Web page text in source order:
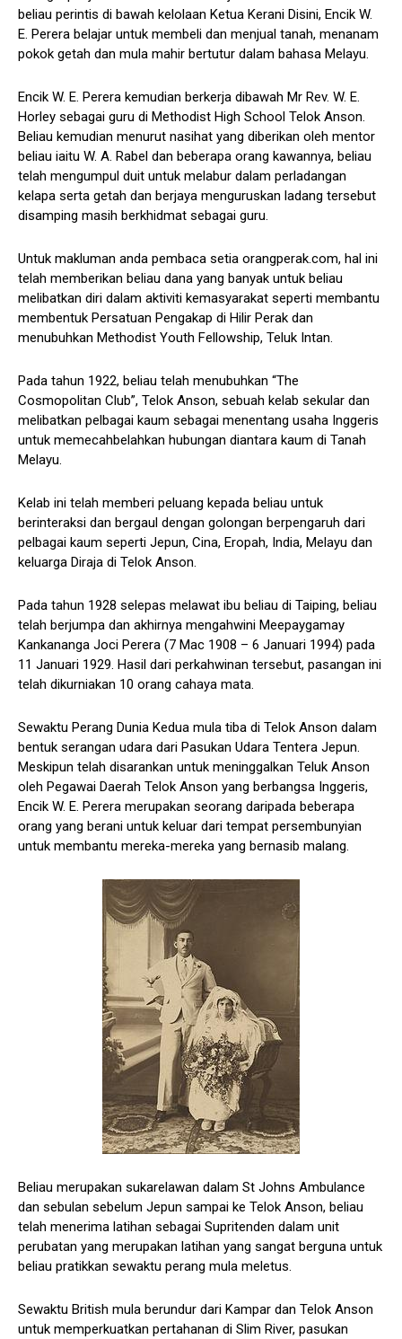
beliau perintis di bawah kelolaan Ketua Kerani Disini, Encik W.
E. Perera belajar untuk membeli dan menjual tanah, menanam
pokok getah dan mula mahir bertutur dalam bahasa Melayu.
Encik W. E. Perera kemudian berkerja dibawah Mr Rev. W. E.
Horley sebagai guru di Methodist High School Telok Anson.
Beliau kemudian menurut nasihat yang diberikan oleh mentor
beliau iaitu W. A. Rabel dan beberapa orang kawannya, beliau
telah mengumpul duit untuk melabur dalam perladangan
kelapa serta getah dan berjaya menguruskan ladang tersebut
disamping masih berkhidmat sebagai guru.
Untuk makluman anda pembaca setia orangperak.com, hal ini
telah memberikan beliau dana yang banyak untuk beliau
melibatkan diri dalam aktiviti kemasyarakat seperti membantu
membentuk Persatuan Pengakap di Hilir Perak dan
menubuhkan Methodist Youth Fellowship, Teluk Intan.
Pada tahun 1922, beliau telah menubuhkan “The
Cosmopolitan Club”, Telok Anson, sebuah kelab sekular dan
melibatkan pelbagai kaum sebagai menentang usaha Inggeris
untuk memecahbelahkan hubungan diantara kaum di Tanah
Melayu.
Kelab ini telah memberi peluang kepada beliau untuk
berinteraksi dan bergaul dengan golongan berpengaruh dari
pelbagai kaum seperti Jepun, Cina, Eropah, India, Melayu dan
keluarga Diraja di Telok Anson.
Pada tahun 1928 selepas melawat ibu beliau di Taiping, beliau
telah berjumpa dan akhirnya mengahwini Meepaygamay
Kankananga Joci Perera (7 Mac 1908 – 6 Januari 1994) pada
11 Januari 1929. Hasil dari perkahwinan tersebut, pasangan ini
telah dikurniakan 10 orang cahaya mata.
Sewaktu Perang Dunia Kedua mula tiba di Telok Anson dalam
bentuk serangan udara dari Pasukan Udara Tentera Jepun.
Meskipun telah disarankan untuk meninggalkan Teluk Anson
oleh Pegawai Daerah Telok Anson yang berbangsa Inggeris,
Encik W. E. Perera merupakan seorang daripada beberapa
orang yang berani untuk keluar dari tempat persembunyian
untuk membantu mereka-mereka yang bernasib malang.
Beliau merupakan sukarelawan dalam St Johns Ambulance
dan sebulan sebelum Jepun sampai ke Telok Anson, beliau
telah menerima latihan sebagai Supritenden dalam unit
perubatan yang merupakan latihan yang sangat berguna untuk
beliau pratikkan sewaktu perang mula meletus.
Sewaktu British mula berundur dari Kampar dan Telok Anson
untuk memperkuatkan pertahanan di Slim River, pasukan